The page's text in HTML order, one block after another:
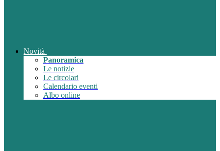
Novità
Panoramica
Le notizie
Le circolari
Calendario eventi
Albo online